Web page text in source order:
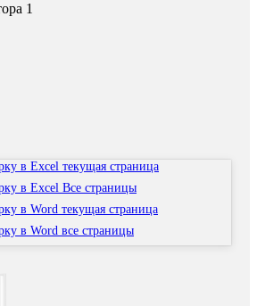
1
в Excel текущая страница
в Excel Все страницы
в Word текущая страница
в Word все страницы